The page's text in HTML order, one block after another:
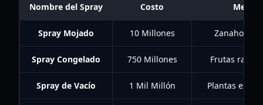
Nombre del Spray Costo Mejor
Spray Mojado 10 Millones
Spray Congelado 750 Millones Frutas raras
Spray de Vacío 1 Mil Millón Plantas